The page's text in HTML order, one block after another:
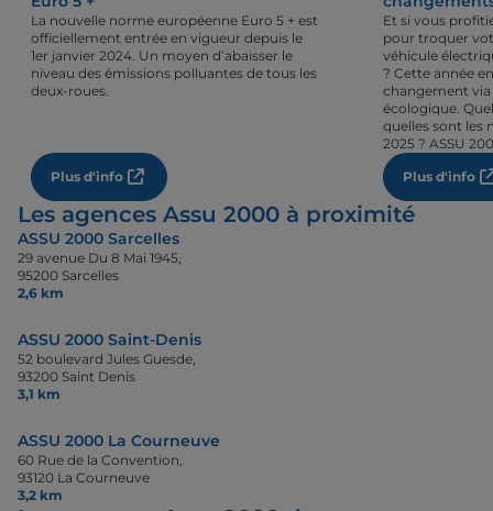
La nouvelle norme européenne Euro 5 + est
officiellement entrée en vigueur depuis le
1er janvier 2024. Un moyen d’abaisser le
niveau des émissions polluantes de tous les
deux-roues.
Plus d'info
Et si vous
pour troquer
véhicule
? Cette année
changement
écologique.
quelles sont les
2025 ? ASSU
Plus d'info
Les agences Assu 2000 à proximité
ASSU 2000 Sarcelles
29 avenue Du 8 Mai 1945,
95200 Sarcelles
2,6 km
ASSU 2000 Saint-Denis
52 boulevard Jules Guesde,
93200 Saint Denis
3,1 km
ASSU 2000 La Courneuve
60 Rue de la Convention,
93120 La Courneuve
3,2 km